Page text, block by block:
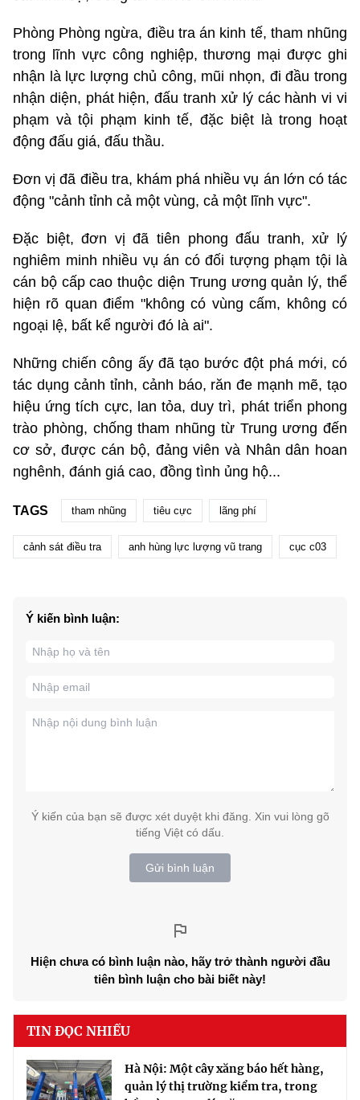
Phòng Phòng ngừa, điều tra án kinh tế, tham nhũng
trong lĩnh vực công nghiệp, thương mại được ghi
nhận là lực lượng chủ công, mũi nhọn, đi đầu trong
nhận diện, phát hiện, đấu tranh xử lý các hành vi vi
phạm và tội phạm kinh tế, đặc biệt là trong hoạt
động đấu giá, đấu thầu.
Đơn vị đã điều tra, khám phá nhiều vụ án lớn có tác
động "cảnh tỉnh cả một vùng, cả một lĩnh vực".
Đặc biệt, đơn vị đã tiên phong đấu tranh, xử lý
nghiêm minh nhiều vụ án có đối tượng phạm tội là
cán bộ cấp cao thuộc diện Trung ương quản lý, thể
hiện rõ quan điểm "không có vùng cấm, không có
ngoại lệ, bất kể người đó là ai".
Những chiến công ấy đã tạo bước đột phá mới, có
tác dụng cảnh tỉnh, cảnh báo, răn đe mạnh mẽ, tạo
hiệu ứng tích cực, lan tỏa, duy trì, phát triển phong
trào phòng, chống tham nhũng từ Trung ương đến
cơ sở, được cán bộ, đảng viên và Nhân dân hoan
nghênh, đánh giá cao, đồng tình ủng hộ...
TAGS tham nhũng tiêu cực lãng phí
cảnh sát điều tra anh hùng lực lượng vũ trang cục c03
Ý kiến bình luận:
Ý kiến của bạn sẽ được xét duyệt khi đăng. Xin vui lòng gõ
tiếng Việt có dấu.
Gửi bình luận
Hiện chưa có bình luận nào, hãy trở thành người đầu
tiên bình luận cho bài biết này!
TIN ĐỌC NHIỀU
Hà Nội: Một cây xăng báo hết hàng,
quản lý thị trường kiểm tra, trong